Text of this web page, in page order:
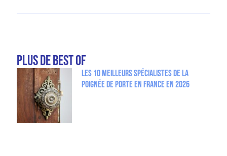
plus de Best Of
Les 10 meilleurs spécialistes de la
poignée de porte en France en 2026